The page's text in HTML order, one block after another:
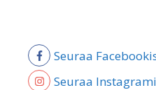
Seuraa
Seuraa